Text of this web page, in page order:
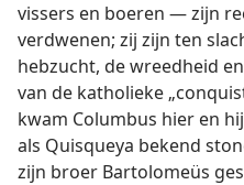
vissers en boeren — zijn
verdwenen; zij zijn ten
hebzucht, de wreedheid
van de katholieke
kwam Columbus hier en
als Quisqueya bekend
zijn broer Bartolomeüs